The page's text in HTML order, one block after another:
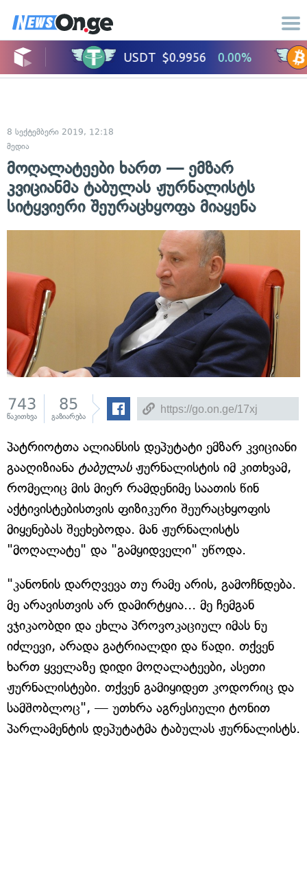
8 სექტემბერი 2019, 12:18
მედია
მოღალატეები ხართ — ემზარ
კვიციანმა ტაბულას ჟურნალისტს
სიტყვიერი შეურაცხყოფა მიაყენა
743
წაკითხვა
85
გაზიარება
პატრიოტთა ალიანსის დეპუტატი ემზარ კვიციანი
გააღიზიანა ტაბულასჟურნალისტის იმ კითხვამ,
რომელიც მის მიერ რამდენიმე საათის წინ
აქტივისტებისთვის ფიზიკური შეურაცხყოფის
მიყენებას შეეხებოდა. მან ჟურნალისტს
"მოღალატე" და "გამყიდველი" უწოდა.
"კანონის დარღვევა თუ რამე არის, გამოჩნდება.
მე არავისთვის არ დამირტყია... მე ჩემგან
ვჯიკაობდი და ეხლა პროვოკაციულ იმას ნუ
იძლევი, არადა გატრიალდი და წადი. თქვენ
ხართ ყველაზე დიდი მოღალატეები, ასეთი
ჟურნალისტები. თქვენ გამიყიდეთ კოდორიც და
სამშობლოც", — უთხრა აგრესიული ტონით
პარლამენტის დეპუტატმა ტაბულას ჟურნალისტს.